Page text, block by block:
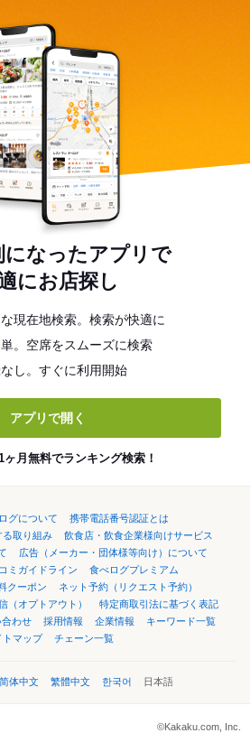
になったアプリで
にお店探し
現在地検索。検索が快適に
。空席をスムーズに検索
し。すぐに利用開始
アプリで開く
ヶ月無料でランキング検索！
グについて
携帯電話番号認証とは
る取り組み
飲食店・飲食企業様向けサービス
広告（メーカー・団体様等向け）について
ミガイドライン
食べログプレミアム
クーポン
ネット予約（リクエスト予約）
（オプトアウト）
特定商取引法に基づく表記
わせ 採用情報 企業情報
キーワード一覧
トマップ
チェーン一覧
简体中文 繁體中文 한국어 日本語
©Kakaku.com, Inc.